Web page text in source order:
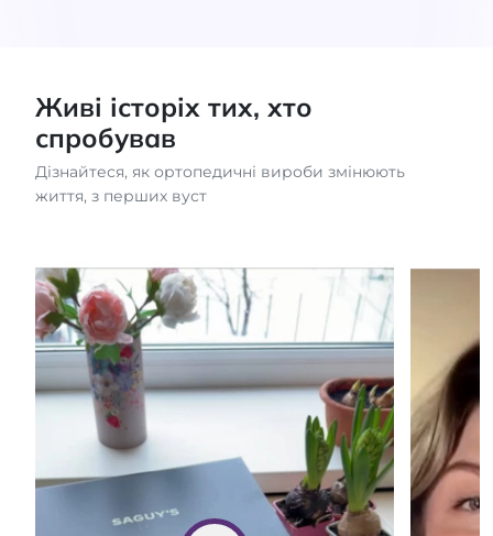
Живі історіх тих, хто
спробував
Дізнайтеся, як ортопедичні вироби змінюють
життя, з перших вуст